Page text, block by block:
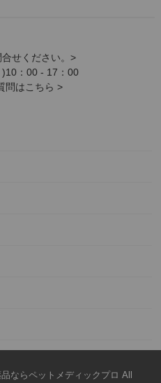
せください。>
)10：00 - 17：00
問はこちら >
ならペットメディックプロ All